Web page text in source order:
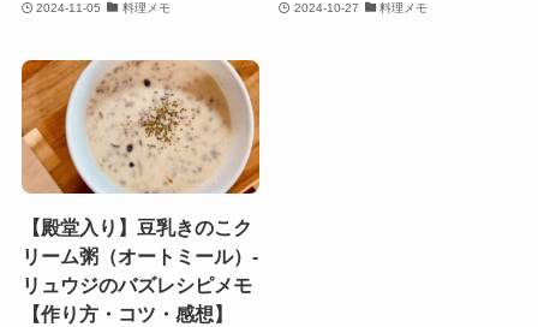
2024-11-05 料理メモ 2024-10-27 料理メモ
【殿堂入り】豆乳きのこク
リーム粥（オートミール）-
リュウジのバズレシピメモ
【作り方・コツ・感想】